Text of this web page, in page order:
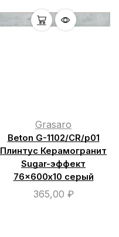
Grasaro
Beton G-1102/СR/р01
Плинтус Керамогранит
Sugar-эффект
76×600х10 cерый
365,00 ₽